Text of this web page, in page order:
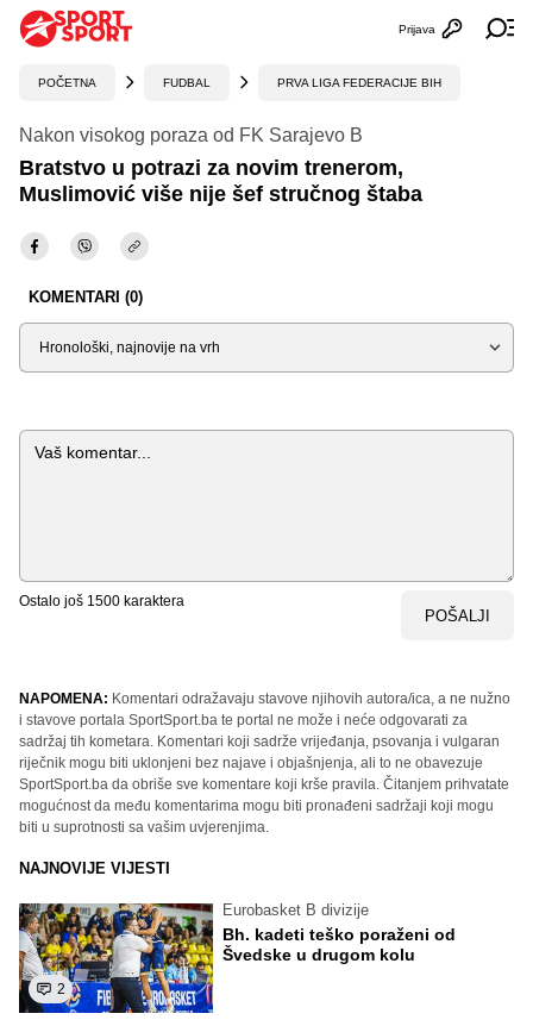
Otvori
Prijava
POČETNA FUDBAL PRVA LIGA FEDERACIJE BIH
Nakon visokog poraza od FK Sarajevo B
Bratstvo u potrazi za novim trenerom,
Muslimović više nije šef stručnog štaba
KOMENTARI (0)
Sortiraj
Komentar
Ostalo još 1500 karaktera
POŠALJI
NAPOMENA: Komentari odražavaju stavove njihovih autora/ica, a ne nužno
i stavove portala SportSport.ba te portal ne može i neće odgovarati za
sadržaj tih kometara. Komentari koji sadrže vrijeđanja, psovanja i vulgaran
riječnik mogu biti uklonjeni bez najave i objašnjenja, ali to ne obavezuje
SportSport.ba da obriše sve komentare koji krše pravila. Čitanjem prihvatate
mogućnost da među komentarima mogu biti pronađeni sadržaji koji mogu
biti u suprotnosti sa vašim uvjerenjima.
NAJNOVIJE VIJESTI
2
Eurobasket B divizije
Bh. kadeti teško poraženi od
Švedske u drugom kolu